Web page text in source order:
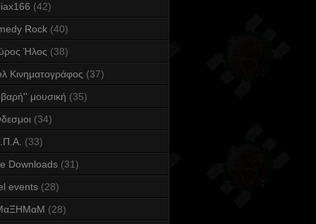
(42)
Rock (40)
Ήλος (38)
Κινηματογράφος (37)
μουσική (35)
(34)
(33)
Downloads (31)
events (28)
(28)